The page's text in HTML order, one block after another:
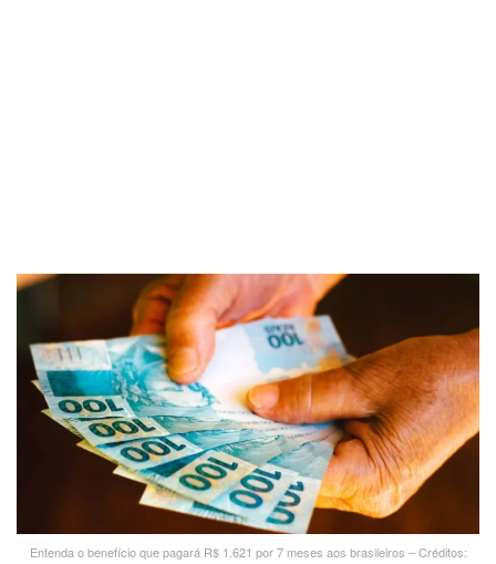
Entenda o benefício que pagará R$ 1.621 por 7 meses aos brasileiros – Créditos: